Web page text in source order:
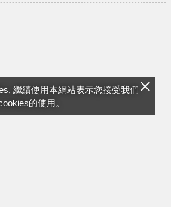
繼續使用本網站表示您接受我們
的使用。